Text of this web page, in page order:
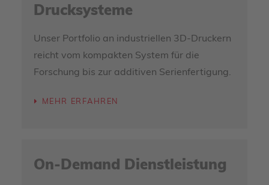
Drucksysteme
Unser Portfolio an industriellen 3D-Druckern
reicht vom kompakten System für die
Forschung bis zur additiven Serienfertigung.
MEHR ERFAHREN
On-Demand Dienstleistung